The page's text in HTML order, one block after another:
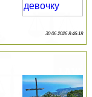
30 06 2026 8:46:18